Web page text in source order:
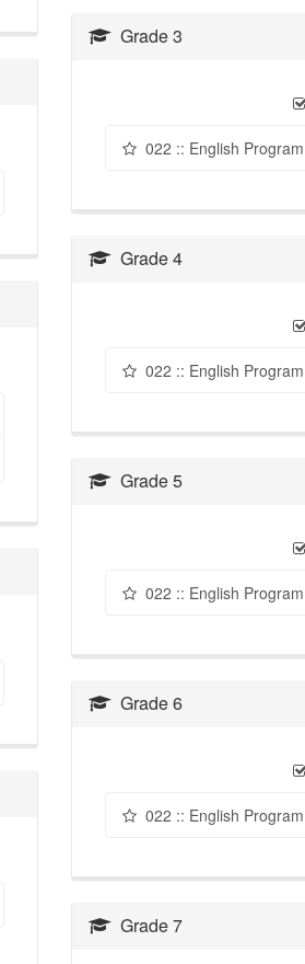
Grade 3
022 :: English Program
Grade 4
022 :: English Program
Grade 5
022 :: English Program
Grade 6
022 :: English Program
Grade 7